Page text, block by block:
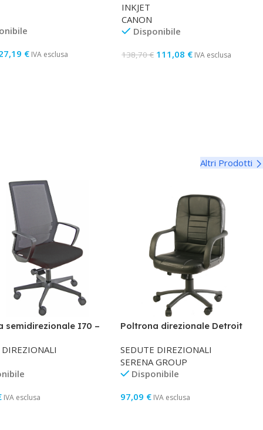
€ IVA esclusa
– 6384B010
INKJET
CANON
Disponibile
138,70€ 111,08 € IVA esclusa
Altri Prodotti
semidirezionale I70 –
IVA esclusa
Poltrona direzionale Detroit
– nero – Serena Group
SEDUTE DIREZIONALI
SERENA GROUP
Disponibile
97,09 €IVA esclusa